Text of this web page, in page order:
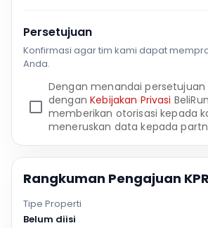
Persetujuan
Konfirmasi agar tim kami dapat
Anda.
Dengan menandai persetujuan
denganKebijakan Privasi
memberikan otorisasi kepada
meneruskan data kepada
Rangkuman Pengajuan KPR
Tipe Properti
Belum diisi